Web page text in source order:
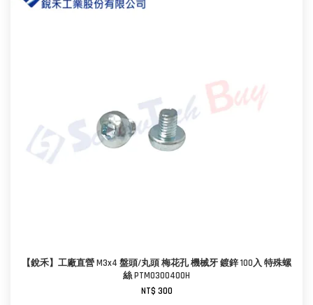
【銳禾】工廠直營 M3x4 盤頭/丸頭 梅花孔 機械牙 鍍鋅 100入 特殊螺
絲 PTM0300400H
NT$ 300